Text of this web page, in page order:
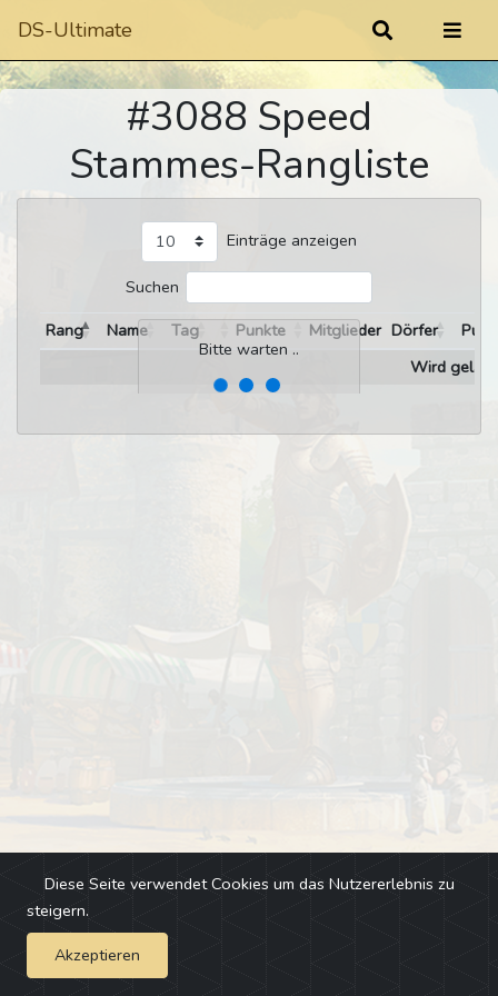
DS-Ultimate
#3088 Speed
Stammes-Rangliste
Einträge anzeigen
Suchen
Bitte warten ..
Rang Name Tag Punkte Mitglieder Dörfer
Wird
Impressum - Changelog
Diese Seite verwendet Cookies um das Nutzererlebnis zu
steigern.
Akzeptieren